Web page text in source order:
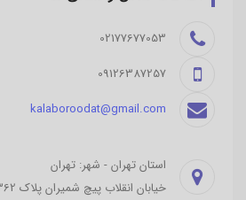
02177677053
09126387257
kalaboroodat@gmail.com
استان تهران - شهر: تهران
خیابان انقلاب پیچ شمیران پلاک 362 طبقه 2 واحد 11